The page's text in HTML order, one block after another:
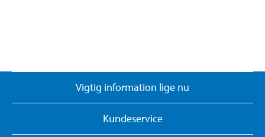
Vigtig information lige nu
Kundeservice